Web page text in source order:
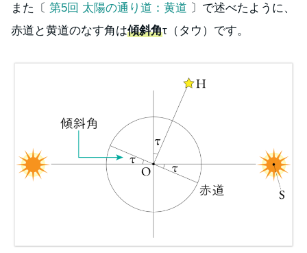
また〔 第5回 太陽の通り道：黄道 〕で述べたように、
赤道と黄道のなす角は傾斜角τ（タウ）です。